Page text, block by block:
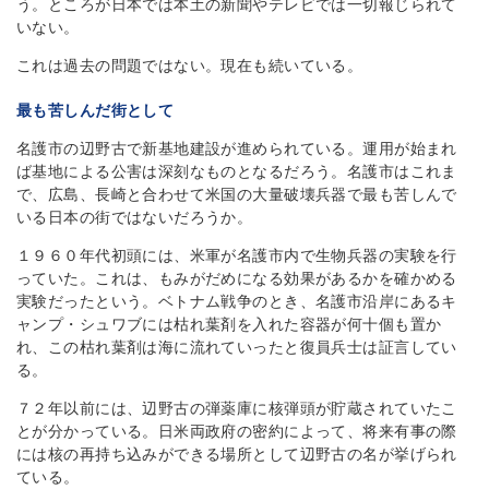
う。ところが日本では本土の新聞やテレビでは一切報じられて
いない。
これは過去の問題ではない。現在も続いている。
最も苦しんだ街として
名護市の辺野古で新基地建設が進められている。運用が始まれ
ば基地による公害は深刻なものとなるだろう。名護市はこれま
で、広島、長崎と合わせて米国の大量破壊兵器で最も苦しんで
いる日本の街ではないだろうか。
１９６０年代初頭には、米軍が名護市内で生物兵器の実験を行
っていた。これは、もみがだめになる効果があるかを確かめる
実験だったという。ベトナム戦争のとき、名護市沿岸にあるキ
ャンプ・シュワブには枯れ葉剤を入れた容器が何十個も置か
れ、この枯れ葉剤は海に流れていったと復員兵士は証言してい
る。
７２年以前には、辺野古の弾薬庫に核弾頭が貯蔵されていたこ
とが分かっている。日米両政府の密約によって、将来有事の際
には核の再持ち込みができる場所として辺野古の名が挙げられ
ている。